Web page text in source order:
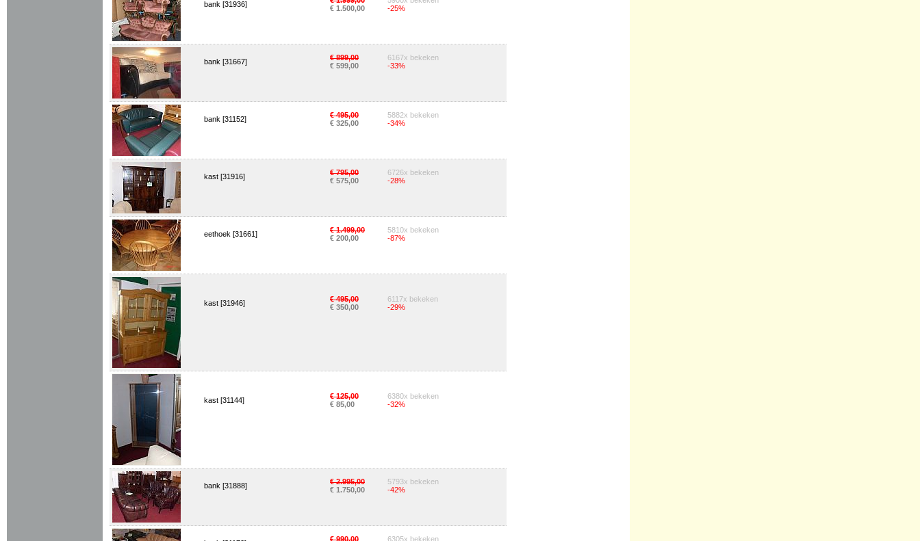
bank [31936]
€ 1.500,00
-25%
bank [31667]
€ 899,00
€ 599,00
6167x bekeken
-33%
bank [31152]
€ 495,00
€ 325,00
5882x bekeken
-34%
kast [31916]
€ 795,00
€ 575,00
6726x bekeken
-28%
eethoek [31661]
€ 1.499,00
€ 200,00
5810x bekeken
-87%
kast [31946]
€ 495,00
€ 350,00
6117x bekeken
-29%
kast [31144]
€ 125,00
€ 85,00
6380x bekeken
-32%
bank [31888]
€ 2.995,00
€ 1.750,00
5793x bekeken
-42%
€ 990,00 6305x bekeken